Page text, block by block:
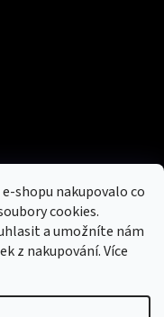
shopu nakupovalo co
cookies.
a umožníte nám
z nakupování.Více